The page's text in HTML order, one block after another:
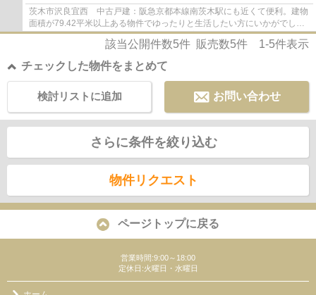
茨木市沢良宜西 中古戸建：阪急京都本線南茨木駅にも近くて便利。建物
面積が79.42平米以上ある物件でゆったりと生活したい方にいかがでしょ
うか。対面式キッチンなので開放感のある室...
該当公開件数5件 販売数5件 1-5件表示
チェックした物件をまとめて
お問い合わせ
検討リストに追加
さらに条件を絞り込む
物件リクエスト
ページトップに戻る
営業時間:9:00～18:00
定休日:火曜日・水曜日